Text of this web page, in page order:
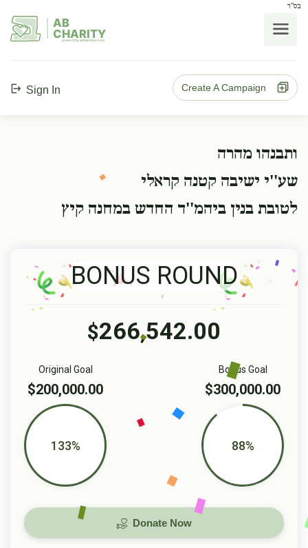
בס"ד
AB
CHARITY
powerd by ahblicklive.com
Sign In Create A Campaign
ותבנהו מהרה
שע''י ישיבה קטנה קראלי
לטובת בנין ביהמ''ד החדש במחנה קיץ
BONUS ROUND
$266,542.00
Bonus Goal
$300,000.00
88%
Original Goal
$200,000.00
133%
Donate Now